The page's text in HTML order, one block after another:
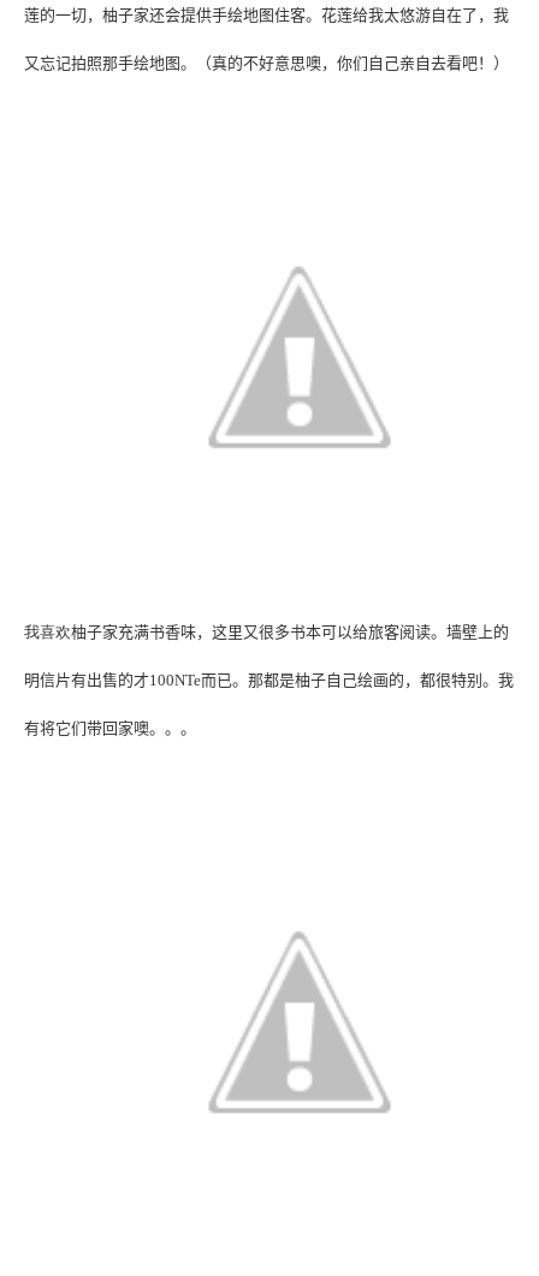
莲的一切， 柚子家还会提供手绘地图住客。花莲给我太悠游自在了，我
又忘记拍照那手绘地图。（真的不好意思噢，你们自己亲自去看吧！）
我喜欢柚子家充满书香味，这里又很多书本可以给旅客阅读。墙壁上的
明信片有出售的才100NTe而已。那都是柚子自己绘画的，都很特别。我
有将它们带回家噢。。。